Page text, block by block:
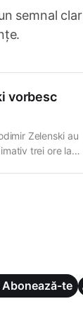
semnal clar
vorbesc
Zelenski au
trei ore la
Abonează-te